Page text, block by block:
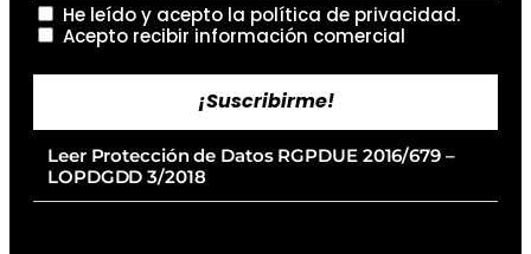
He leído y acepto la política de privacidad.
Acepto recibir información comercial
¡Suscribirme!
Leer Protección de Datos RGPDUE 2016/679 –
LOPDGDD 3/2018